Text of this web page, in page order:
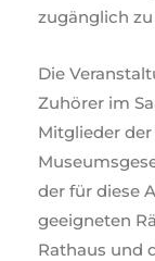
zugänglich
Die
Zuhörer im
Mitglieder
der für diese
geeigneten
Rathaus und